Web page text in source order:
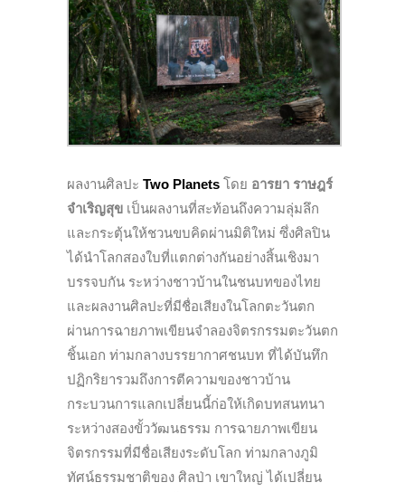
ผลงานศิลปะ Two Planets โดย อารยา ราษฎร์
จำเริญสุข เป็นผลงานที่สะท้อนถึงความลุ่มลึก
และกระตุ้นให้ชวนขบคิดผ่านมิติใหม่ ซึ่งศิลปิน
ได้นำโลกสองใบที่แตกต่างกันอย่างสิ้นเชิงมา
บรรจบกัน ระหว่างชาวบ้านในชนบทของไทย
และผลงานศิลปะที่มีชื่อเสียงในโลกตะวันตก
ผ่านการฉายภาพเขียนจำลองจิตรกรรมตะวันตก
ชิ้นเอก ท่ามกลางบรรยากาศชนบท ที่ได้บันทึก
ปฏิกริยารวมถึงการตีความของชาวบ้าน
กระบวนการแลกเปลี่ยนนี้ก่อให้เกิดบทสนทนา
ระหว่างสองขั้ววัฒนธรรม การฉายภาพเขียน
จิตรกรรมที่มีชื่อเสียงระดับโลก ท่ามกลางภูมิ
ทัศน์ธรรมชาติของ ศิลป่า เขาใหญ่ ได้เปลี่ยน